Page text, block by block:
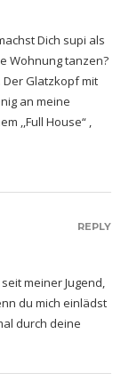
Dich supi als
Wohnung tanzen?
Glatzkopf mit
an meine
,,Full House“ ,
meiner Jugend,
du mich einlädst
durch deine
REPLY